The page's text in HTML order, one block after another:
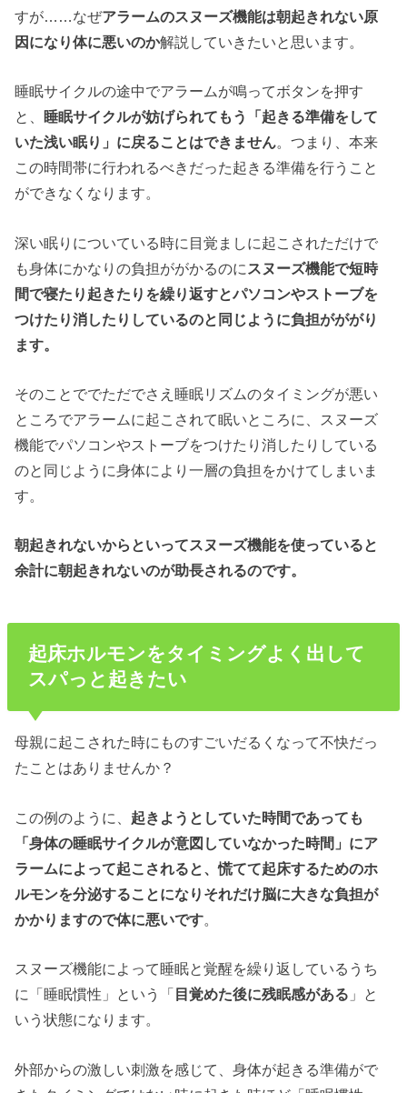
すが……なぜアラームのスヌーズ機能は朝起きれない原
因 になり体に悪いのか解説していきたいと思います。
睡眠サイクルの途中でアラームが鳴ってボタンを押す
と、 睡眠サイクルが妨げられてもう「起きる準備をして
いた浅い眠り」に戻ることはできません。つまり、本来
この時間帯に行われるべきだった起きる準備を行うこと
ができなくなります。
深い眠りについている時に目覚ましに起こされただけで
も身体にかなりの負担ががかるのに スヌーズ機能で短時
間で寝たり起きたりを繰り返すとパソコンやストーブを
つけたり消したりしているのと同じように負担がががり
ます。
そのことででただでさえ睡眠リズムのタイミングが悪い
ところでアラームに起こされて眠いところに、スヌーズ
機能でパソコンやストーブをつけたり消したりしている
のと同じように身体により一層の負担をかけてしまいま
す。
朝起きれないからといってスヌーズ機能を使っていると
余計に朝起きれないのが助長されるのです。
起床ホルモンをタイミングよく出して
スパっと起きたい
母親に起こされた時にものすごいだるくなって不快だっ
たことはありませんか？
この例のように、 起きようとしていた時間であっても
「身体の睡眠サイクルが意図していなかった時間」にア
ラームによって起こされると、慌てて起床するためのホ
ルモンを分泌することになりそれだけ脳に大きな負担が
かかりますので体に悪いです。
スヌーズ機能によって睡眠と覚醒を繰り返しているうち
に「睡眠慣性」という「目覚めた後に残眠感がある 」と
いう状態になります。
外部からの激しい刺激を感じて、身体が起きる準備がで